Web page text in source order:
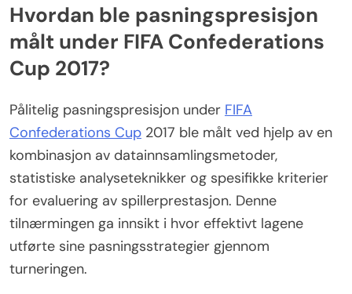
Hvordan ble pasningspresisjon
målt under FIFA Confederations
Cup 2017?
Pålitelig pasningspresisjon under FIFA
Confederations Cup 2017 ble målt ved hjelp av en
kombinasjon av datainnsamlingsmetoder,
statistiske analyseteknikker og spesifikke kriterier
for evaluering av spillerprestasjon. Denne
tilnærmingen ga innsikt i hvor effektivt lagene
utførte sine pasningsstrategier gjennom
turneringen.